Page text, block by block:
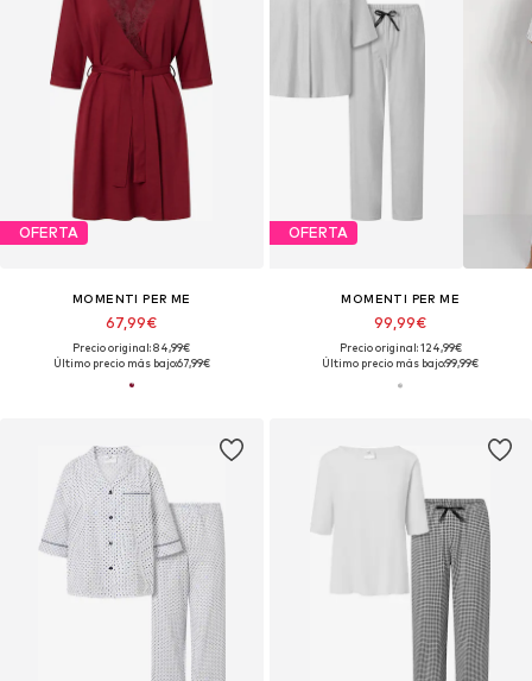
OFERTA
MOMENTI PER ME
67,99€
Precio original: 84,99€
Último precio más bajo:67,99€
OFERTA
MOMENTI PER ME
99,99€
Precio original: 124,99€
Último precio más bajo:99,99€